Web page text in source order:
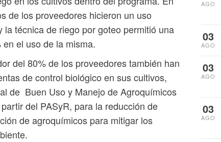
de los proveedores hicieron un uso
la técnica de riego por goteo permitió una
el uso de la misma.
del 80% de los proveedores también han
de control biológico en sus cultivos,
de Buen Uso y Manejo de Agroquímicos
del PASyR, para la reducción de
de agroquímicos para mitigar los
AGO
03
AGO
03
AGO
03
AGO